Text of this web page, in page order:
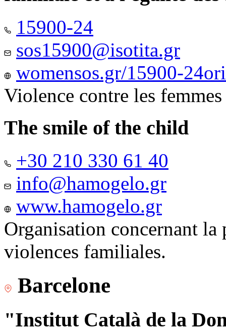
15900-24
sos15900@isotita.gr
womensos.gr/15900-
Violence contre les femmes
The smile of the child
+30 210 330 61 40
info@hamogelo.gr
www.hamogelo.gr
Organisation concernant
violences familiales.
Barcelone
"Institut Català de la